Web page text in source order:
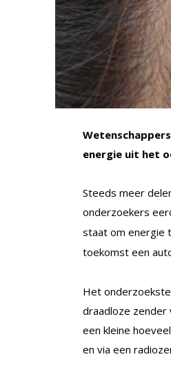
energie uit het
Steeds meer
onderzoekers
staat om energie
toekomst een
Het
draadloze zender
een kleine
en via een